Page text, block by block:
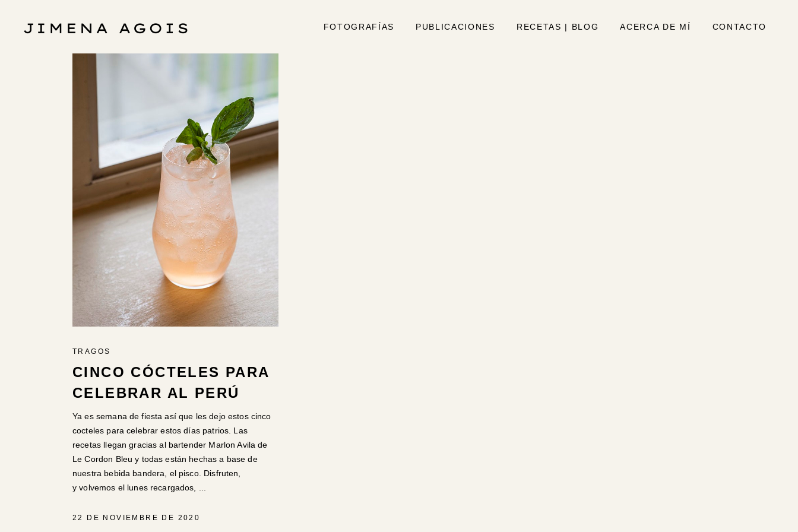
FOTOGRAFÍAS PUBLICACIONES RECETAS | BLOG ACERCA DE MÍ CONTACTO
TRAGOS
CINCO CÓCTELES PARA
CELEBRAR AL PERÚ
Ya es semana de fiesta así que les dejo estos cinco
cocteles para celebrar estos días patrios. Las
recetas llegan gracias al bartender Marlon Avila de
Le Cordon Bleu y todas están hechas a base de
nuestra bebida bandera, el pisco. Disfruten,
y volvemos el lunes recargados,
22 DE NOVIEMBRE DE 2020